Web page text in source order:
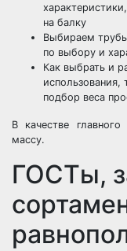
на балку
Выбираем
по выбору и
Как выбрать и
использования,
подбор веса
В качестве
массу.
ГОСТы,